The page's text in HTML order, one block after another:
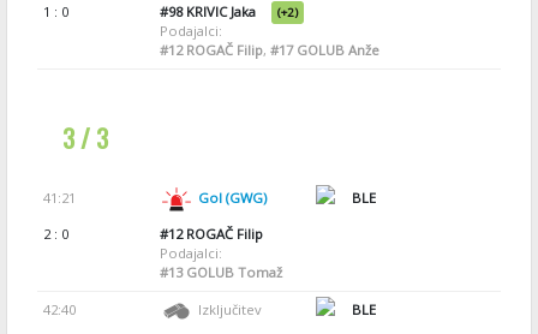
1 : 0
#98KRIVIC Jaka (+2)
Podajalci:
#12ROGAČ Filip, #17GOLUB Anže
3 / 3
41:21 Gol (GWG)
BLE
2 : 0
#12ROGAČ Filip
Podajalci:
#13GOLUB Tomaž
42:40 Izključitev
BLE